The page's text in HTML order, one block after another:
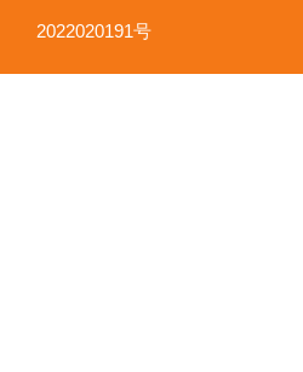
2022020191号